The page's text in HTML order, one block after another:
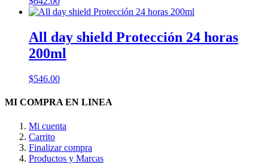
All day shield Protección 24 horas
200ml
$546.00
MI COMPRA EN LINEA
Mi cuenta
Carrito
Finalizar compra
Productos y Marcas